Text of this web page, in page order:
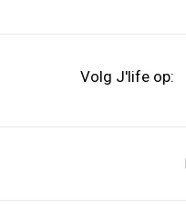
Volg J'life op: